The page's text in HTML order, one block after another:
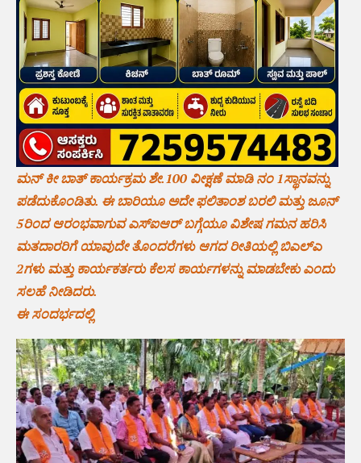
ಮನ್ ಕೀ ಬಾತ್ ಕಾರ್ಯಕ್ರಮ ಶೇ.100 ವೀಕ್ಷಣೆ ಮಾಡಿ ನಂ 1ಸ್ಥಾನವನ್ನು
ಪಡೆದುಕೊಂಡಿತು. ಈ ಬಾರಿಯೂ ಅದೇ ಫಲಿತಾಂಶ ಬರಲಿ ಮತ್ತು ಜೂನ್
5ರಿಂದ ಆರಂಭವಾಗುವ ಎಸ್‌ಐಆರ್ ಬಗ್ಗೆಯೂ ವಿಶೇಷ ಗಮನ ಹರಿಸಿ
ಮತದಾರರಿಗೆ ಯಾವುದೇ ತೊಂದರೆಗಳು ಆಗದ ರೀತಿಯಲ್ಲಿ ಬಿಎಲ್‌ಎ
2ಗಳು ಮತ್ತು ಕಾರ್ಯಕರ್ತರು ಕೆಲಸ ಕಾರ್ಯಗಳನ್ನು ಮಾಡಬೇಕು ಎಂದು
ಸಲಹೆ ನೀಡಿದರು.
ಈ ಸಂದರ್ಭದಲ್ಲಿ